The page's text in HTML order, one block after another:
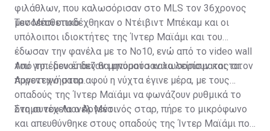
φιλάθλων, που καλωσόρισαν στο MLS τον 36χρονος
μεσοεπιθετικό.
Τον Μέσι υποδέχθηκαν ο Ντέιβιντ Μπέκαμ και οι
υπόλοιποι ιδιοκτήτες της Ίντερ Μαϊάμι και του
έδωσαν την φανέλα με το Νο10, ενώ από το video wall
του γηπέδου έπαιζαν μηνύματα καλωσορίσματος στον
Αργεντινό σταρ.
Από το... μενού δεν θα μπορούσαν να λείπουν και τα
πυροτεχνήματα αφού η νύχτα έγινε μέρα, με τους
οπαδούς της Ίντερ Μαϊάμι να φωνάζουν ρυθμικά το
όνομα του Λιονέλ Μέσι.
Στη συνέχεια ο Αργεντινός σταρ, πήρε το μικρόφωνο
και απευθύνθηκε στους οπαδούς της Ίντερ Μαϊάμι που